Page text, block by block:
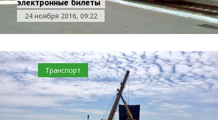
электронные билеты
24 ноября 2016, 09:22
0 Транспорт